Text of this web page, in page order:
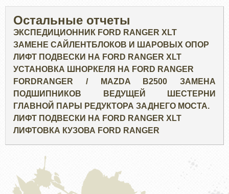
Остальные отчеты
ЭКСПЕДИЦИОННИК FORD RANGER XLT
ЗАМЕНЕ САЙЛЕНТБЛОКОВ И ШАРОВЫХ ОПОР
ЛИФТ ПОДВЕСКИ НА FORD RANGER XLT
УСТАНОВКА ШНОРКЕЛЯ НА FORD RANGER
FORDRANGER / MAZDA B2500 ЗАМЕНА
ПОДШИПНИКОВ ВЕДУЩЕЙ ШЕСТЕРНИ
ГЛАВНОЙ ПАРЫ РЕДУКТОРА ЗАДНЕГО МОСТА.
ЛИФТ ПОДВЕСКИ НА FORD RANGER XLT
ЛИФТОВКА КУЗОВА FORD RANGER